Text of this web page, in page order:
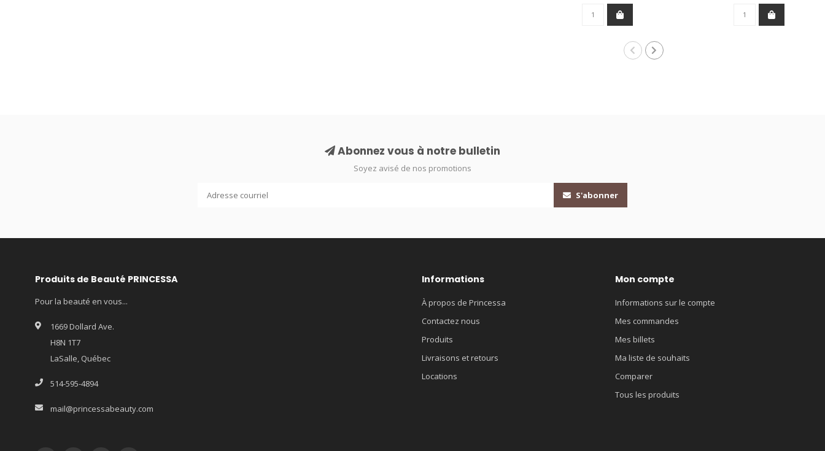
Abonnez vous à notre bulletin
Soyez avisé de nos promotions
S'abonner
Produits de Beauté PRINCESSA
Pour la beauté en vous...
1669 Dollard Ave.
H8N 1T7
LaSalle, Québec
514-595-4894
mail@princessabeauty.com
Informations
À propos de Princessa
Contactez nous
Produits
Livraisons et retours
Locations
Mon compte
Informations sur le compte
Mes commandes
Mes billets
Ma liste de souhaits
Comparer
Tous les produits